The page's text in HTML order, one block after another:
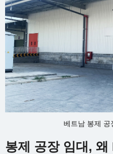
베트남 봉제 공
봉제 공장 임대,